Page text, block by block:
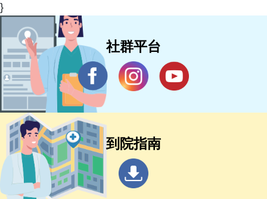
}
社群平台
到院指南